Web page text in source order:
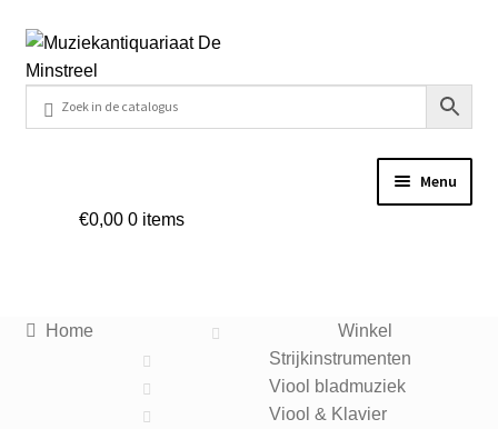
Ga
door
navigatie
Ga
naar
inhoud
Menu
Veel gestelde vragen
€0,00 0 items
Home
Winkel
Strijkinstrumenten
Viool bladmuziek
Viool & Klavier